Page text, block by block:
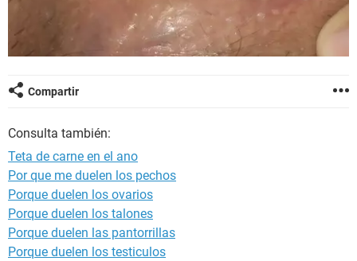
Compartir
Consulta también:
Teta de carne en el ano
Por que me duelen los pechos
Porque duelen los ovarios
Porque duelen los talones
Porque duelen las pantorrillas
Porque duelen los testiculos